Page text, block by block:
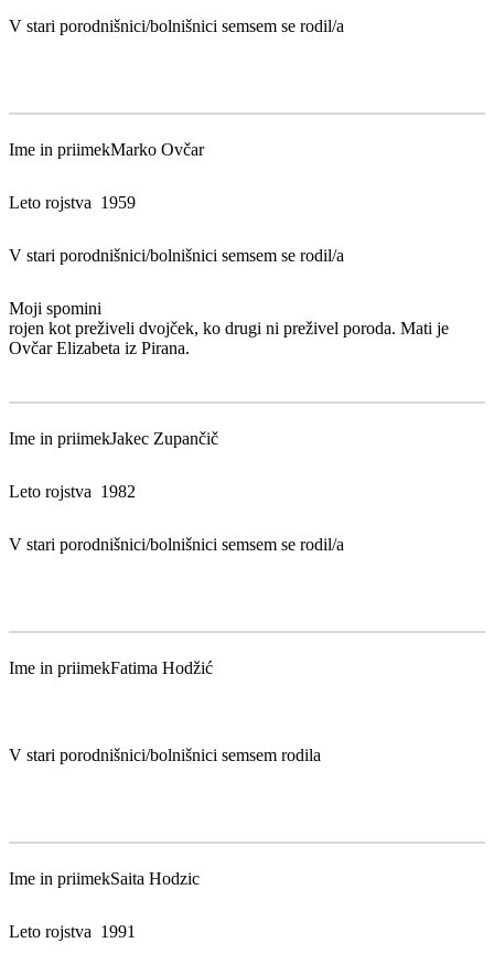
V stari porodnišnici/bolnišnici semsem se rodil/a
Ime in priimekMarko Ovčar
Leto rojstva 1959
V stari porodnišnici/bolnišnici semsem se rodil/a
Moji spomini
rojen kot preživeli dvojček, ko drugi ni preživel poroda. Mati je
Ovčar Elizabeta iz Pirana.
Ime in priimekJakec Zupančič
Leto rojstva 1982
V stari porodnišnici/bolnišnici semsem se rodil/a
Ime in priimekFatima Hodžić
V stari porodnišnici/bolnišnici semsem rodila
Ime in priimekSaita Hodzic
Leto rojstva 1991